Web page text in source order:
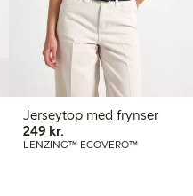
Jerseytop med frynser
249 kr.
LENZING™ ECOVERO™